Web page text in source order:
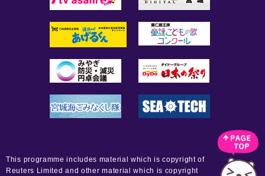
This programme includes material which is copyright of
Reuters Limited and other material which is copyright